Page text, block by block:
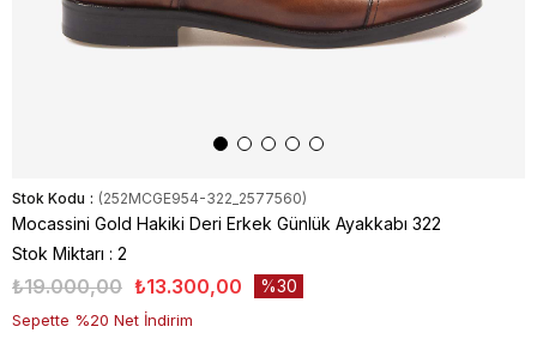
Stok Kodu (252MCGE954-322_2577560)
Mocassini Gold Hakiki Deri Erkek Günlük Ayakkabı 322
Stok Miktarı : 2
₺19.000,00 ₺13.300,00 30
Sepette %20 Net İndirim